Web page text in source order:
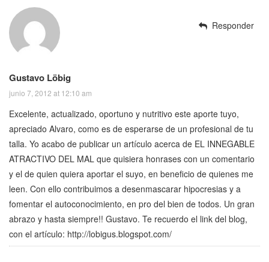
Gustavo Löbig
junio 7, 2012 at 12:10 am
Excelente, actualizado, oportuno y nutritivo este aporte tuyo,
apreciado Alvaro, como es de esperarse de un profesional de tu
talla. Yo acabo de publicar un artículo acerca de EL INNEGABLE
ATRACTIVO DEL MAL que quisiera honrases con un comentario
y el de quien quiera aportar el suyo, en beneficio de quienes me
leen. Con ello contribuimos a desenmascarar hipocresias y a
fomentar el autoconocimiento, en pro del bien de todos. Un gran
abrazo y hasta siempre!! Gustavo. Te recuerdo el link del blog,
con el artículo: http://lobigus.blogspot.com/
Responder